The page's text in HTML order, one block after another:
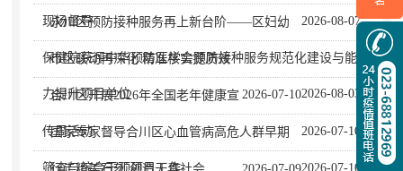
现场督导 2026-08-07
· 永川区预防接种服务再上新台阶——区妇幼
保健院获评中华预防医学会预防接种服务规范化建设与能
力提升项目单位 2026-08-03
· 市区联动再深化 精准核实提质效
2026-07-10
· 合川区开展2026年全国老年健康宣
传周活动 2026-07-10
· 国家专家督导合川区心血管病高危人群早期
筛查与综合干预项目工作 2026-07-10